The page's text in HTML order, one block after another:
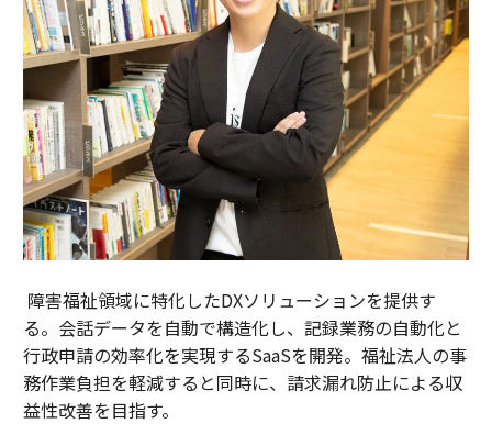
障害福祉領域に特化したDXソリューションを提供す
る。会話データを自動で構造化し、記録業務の自動化と
行政申請の効率化を実現するSaaSを開発。福祉法人の事
務作業負担を軽減すると同時に、請求漏れ防止による収
益性改善を目指す。